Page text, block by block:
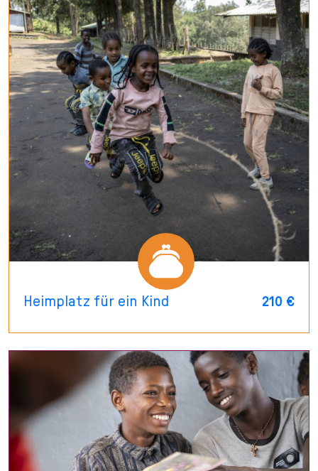
Heimplatz für ein Kind 210 €